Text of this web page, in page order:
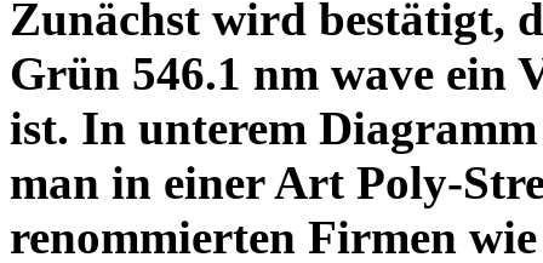
Zunächst wird bestätigt,
Grün 546.1 nm wave ein
ist. In unterem
man in einer Art Poly-
renommierten Firmen